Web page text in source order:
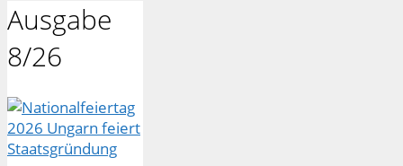
Ausgabe
8/26